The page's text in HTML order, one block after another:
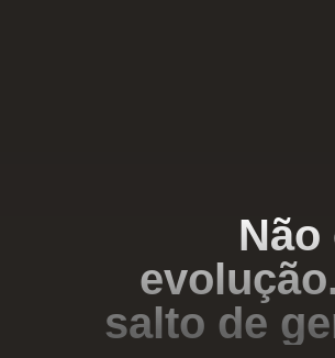
Não
salto de